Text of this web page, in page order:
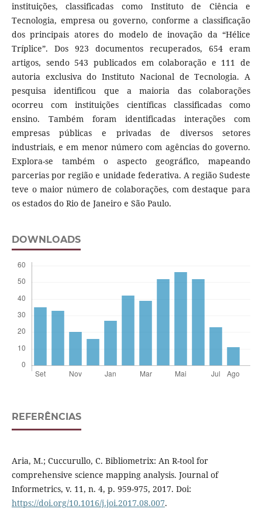
instituições, classificadas como Instituto de Ciência e
Tecnologia, empresa ou governo, conforme a classificação
dos principais atores do modelo de inovação da “Hélice
Tríplice”. Dos 923 documentos recuperados, 654 eram
artigos, sendo 543 publicados em colaboração e 111 de
autoria exclusiva do Instituto Nacional de Tecnologia. A
pesquisa identificou que a maioria das colaborações
ocorreu com instituições científicas classificadas como
ensino. Também foram identificadas interações com
empresas públicas e privadas de diversos setores
industriais, e em menor número com agências do governo.
Explora-se também o aspecto geográfico, mapeando
parcerias por região e unidade federativa. A região Sudeste
teve o maior número de colaborações, com destaque para
os estados do Rio de Janeiro e São Paulo.
DOWNLOADS
REFERÊNCIAS
Aria, M.; Cuccurullo, C. Bibliometrix: An R-tool for
comprehensive science mapping analysis. Journal of
Informetrics, v. 11, n. 4, p. 959-975, 2017. Doi:
https://doi.org/10.1016/j.joi.2017.08.007.